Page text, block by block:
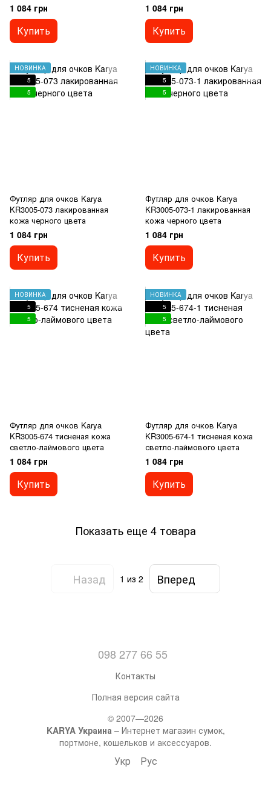
1 084 грн
Купить
1 084 грн
Купить
НОВИНКА
5
5
Футляр для очков Karya
KR3005-073 лакированная
кожа черного цвета
1 084 грн
Купить
НОВИНКА
5
5
Футляр для очков Karya
KR3005-073-1 лакированная
кожа черного цвета
1 084 грн
Купить
НОВИНКА
5
5
Футляр для очков Karya
KR3005-674 тисненая кожа
светло-лаймового цвета
1 084 грн
Купить
НОВИНКА
5
5
Футляр для очков Karya
KR3005-674-1 тисненая кожа
светло-лаймового цвета
1 084 грн
Купить
Показать еще 4 товара
Назад 1 из 2 Вперед
098 277 66 55
Контакты
Полная версия сайта
© 2007—2026
KARYA Украина – Интернет магазин сумок,
портмоне, кошельков и аксессуаров.
Укр Рус